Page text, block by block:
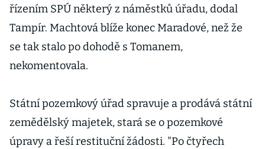
řízením SPÚ některý z náměstků úřadu, dodal
Tampír. Machtová blíže konec Maradové, než že
se tak stalo po dohodě s Tomanem,
nekomentovala.
Státní pozemkový úřad spravuje a prodává státní
zemědělský majetek, stará se o pozemkové
úpravy a řeší restituční žádosti. "Po čtyřech